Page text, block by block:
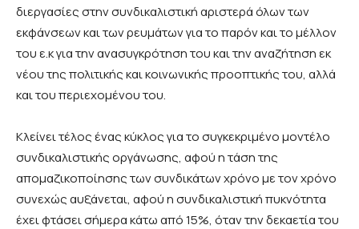
διεργασίες στην συνδικαλιστική αριστερά όλων των
εκφάνσεων και των ρευμάτων για το παρόν και το μέλλον
του ε.κ για την ανασυγκρότηση του και την αναζήτηση εκ
νέου της πολιτικής και κοινωνικής προοπτικής του, αλλά
και του περιεχομένου του.
Κλείνει τέλος ένας κύκλος για το συγκεκριμένο μοντέλο
συνδικαλιστικής οργάνωσης, αφού η τάση της
απομαζικοποίησης των συνδικάτων χρόνο με τον χρόνο
συνεχώς αυξάνεται, αφού η συνδικαλιστική πυκνότητα
έχει φτάσει σήμερα κάτω από 15%, όταν την δεκαετία του